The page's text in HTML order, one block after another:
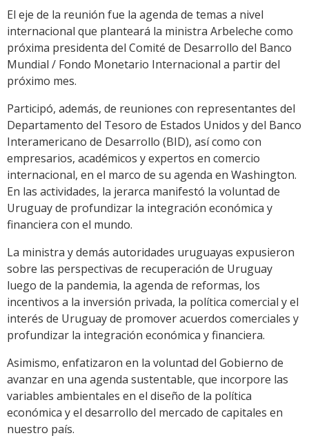
El eje de la reunión fue la agenda de temas a nivel
internacional que planteará la ministra Arbeleche como
próxima presidenta del Comité de Desarrollo del Banco
Mundial / Fondo Monetario Internacional a partir del
próximo mes.
Participó, además, de reuniones con representantes del
Departamento del Tesoro de Estados Unidos y del Banco
Interamericano de Desarrollo (BID), así como con
empresarios, académicos y expertos en comercio
internacional, en el marco de su agenda en Washington.
En las actividades, la jerarca manifestó la voluntad de
Uruguay de profundizar la integración económica y
financiera con el mundo.
La ministra y demás autoridades uruguayas expusieron
sobre las perspectivas de recuperación de Uruguay
luego de la pandemia, la agenda de reformas, los
incentivos a la inversión privada, la política comercial y el
interés de Uruguay de promover acuerdos comerciales y
profundizar la integración económica y financiera.
Asimismo, enfatizaron en la voluntad del Gobierno de
avanzar en una agenda sustentable, que incorpore las
variables ambientales en el diseño de la política
económica y el desarrollo del mercado de capitales en
nuestro país.